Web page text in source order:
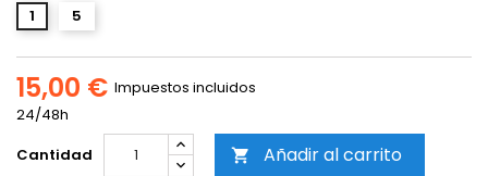
1
5
15,00 € Impuestos incluidos
24/48h
Cantidad
 Añadir al carrito